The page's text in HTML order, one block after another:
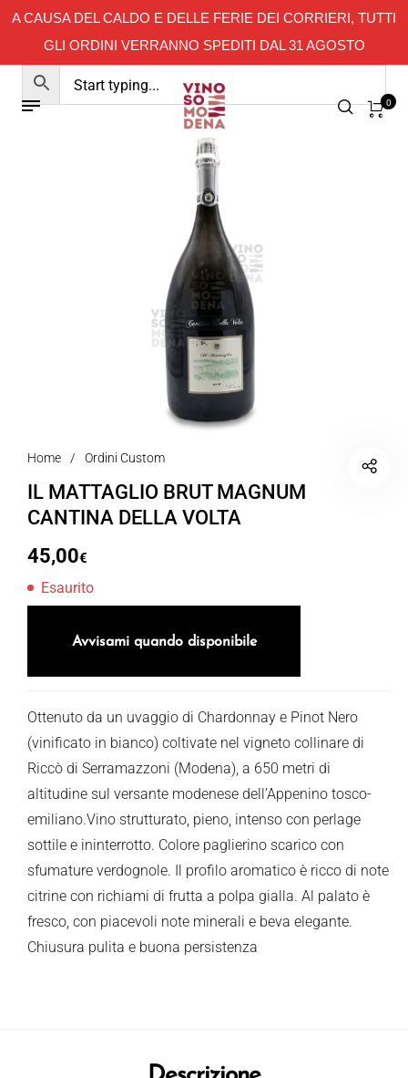
A CAUSA DEL CALDO E DELLE FERIE DEI CORRIERI, TUTTI
GLI ORDINI VERRANNO SPEDITI DAL 31 AGOSTO
0
Home / Ordini Custom
IL MATTAGLIO BRUT MAGNUM
CANTINA DELLA VOLTA
45,00€
Esaurito
Avvisami quando disponibile
Ottenuto da un uvaggio di Chardonnay e Pinot Nero
(vinificato in bianco) coltivate nel vigneto collinare di
Riccò di Serramazzoni (Modena), a 650 metri di
altitudine sul versante modenese dell’Appenino tosco-
emiliano.Vino strutturato, pieno, intenso con perlage
sottile e ininterrotto. Colore paglierino scarico con
sfumature verdognole. Il profilo aromatico è ricco di note
citrine con richiami di frutta a polpa gialla. Al palato è
fresco, con piacevoli note minerali e beva elegante.
Chiusura pulita e buona persistenza